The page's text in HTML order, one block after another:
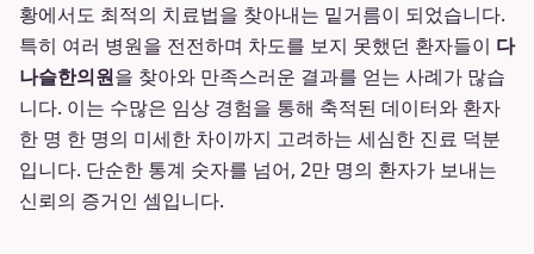
황에서도 최적의 치료법을 찾아내는 밑거름이 되었습니다.
특히 여러 병원을 전전하며 차도를 보지 못했던 환자들이 다
나슬한의원을 찾아와 만족스러운 결과를 얻는 사례가 많습
니다. 이는 수많은 임상 경험을 통해 축적된 데이터와 환자
한 명 한 명의 미세한 차이까지 고려하는 세심한 진료 덕분
입니다. 단순한 통계 숫자를 넘어, 2만 명의 환자가 보내는
신뢰의 증거인 셈입니다.